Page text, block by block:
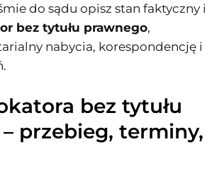
do sądu opisz stan faktyczny i
bez tytułu prawnego,
nabycia, korespondencję i
bez tytułu
przebieg, terminy,